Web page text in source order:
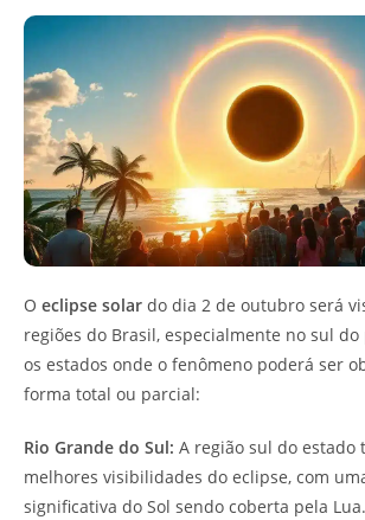
O eclipse solar do dia 2 de outubro será
regiões do Brasil, especialmente no sul
os estados onde o fenômeno poderá ser
forma total ou parcial:
Rio Grande do Sul: A região sul do estado
melhores visibilidades do eclipse, com
significativa do Sol sendo coberta pela Lua.